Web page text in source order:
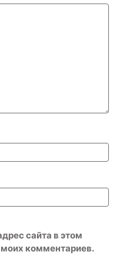
сайта в этом
комментариев.